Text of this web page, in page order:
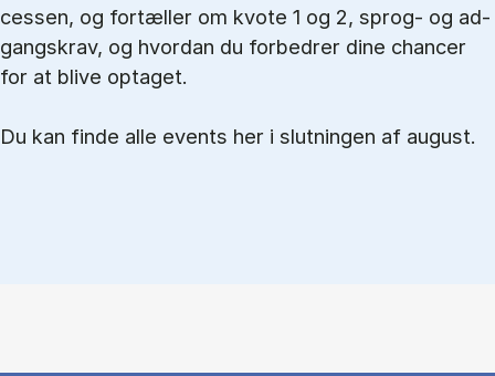
ces­sen, og for­tæl­ler om kvo­te 1 og 2, sprog- og ad­
gangs­krav, og hvordan du forbedrer dine chancer
for at blive optaget.
Du kan finde alle events her i slutningen af august.